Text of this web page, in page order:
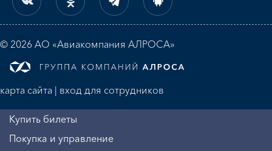
© 2026 АО «Авиакомпания АЛРОСА»
карта сайта | вход для сотрудников
Купить билеты
Покупка и управление